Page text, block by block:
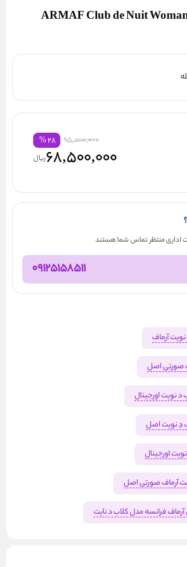
ARMAF Club de Nuit
95,000,000 ۲۸%
۶۸,۵۰۰,۰۰۰ریال
اداری منتظر تماس شما هستند
09125158511
نویت آرماف
صورتی اصل
د نویت اورجینال
دِ نویت اصل
اورجینال
آرماف صورتی اصل
آرماف فرانسه مدل کلاب د نایت